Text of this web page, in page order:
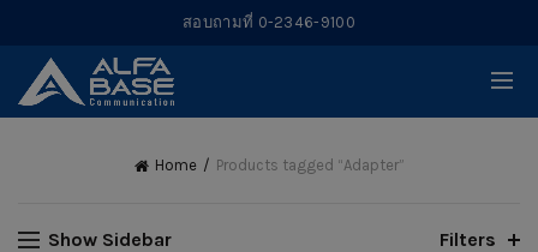
สอบถามที่ 0-2346-9100
Home Products tagged “Adapter”
Show Sidebar Filters